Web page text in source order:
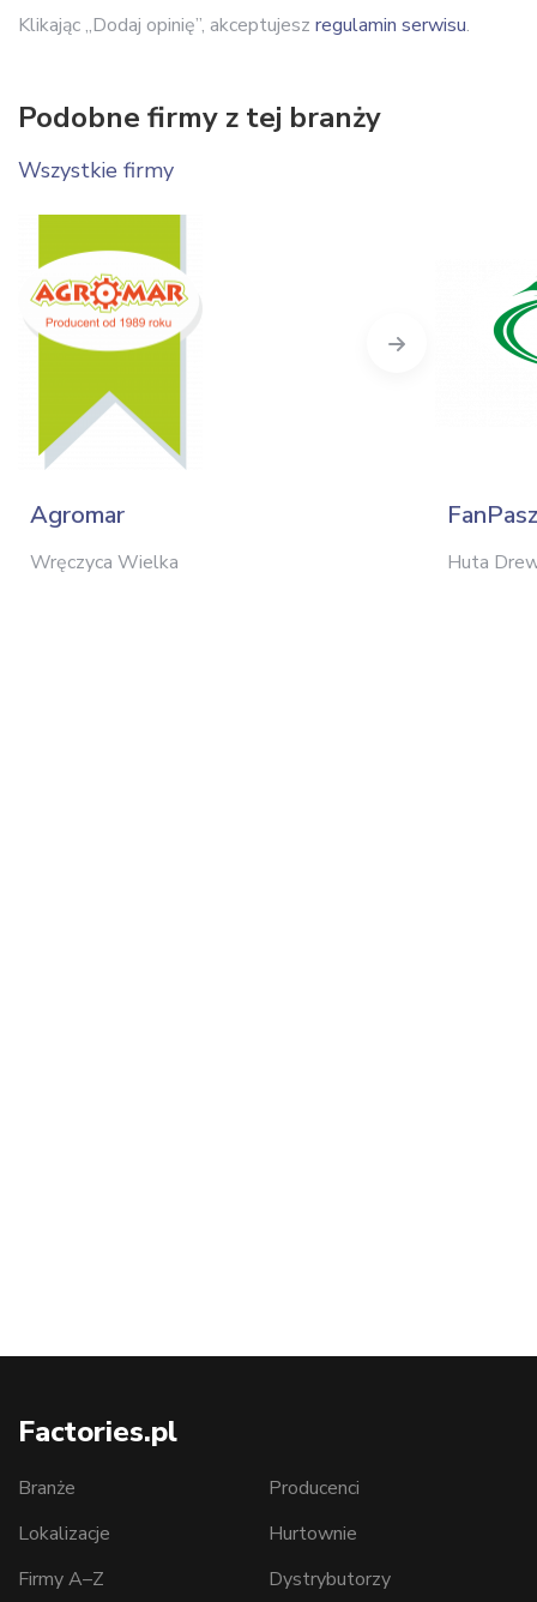
Klikając „Dodaj opinię”, akceptujesz regulamin serwisu.
Podobne firmy z tej branży
Wszystkie firmy
Agromar
Wręczyca Wielka
FanPasz
Huta
Factories.pl
Branże
Lokalizacje
Firmy A–Z
Producenci
Hurtownie
Dystrybutorzy